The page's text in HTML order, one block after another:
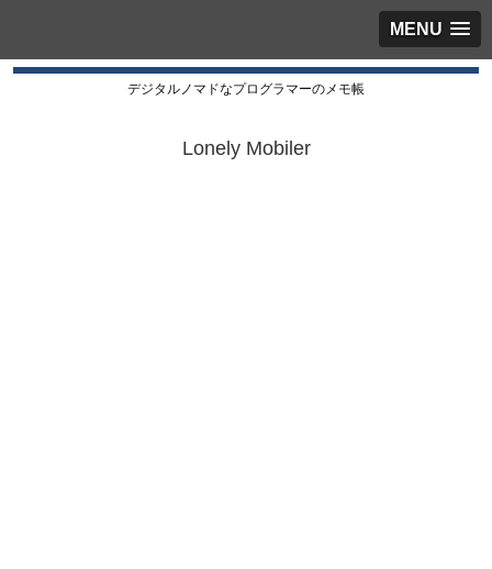
MENU
デジタルノマドなプログラマーのメモ帳
Lonely Mobiler